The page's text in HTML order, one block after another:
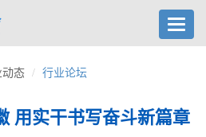
动态 行业论坛
用实干书写奋斗新篇章